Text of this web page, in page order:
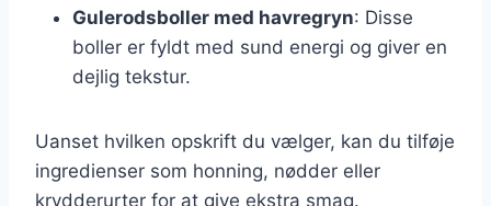
Gulerodsboller med havregryn: Disse
boller er fyldt med sund energi og giver en
dejlig tekstur.
Uanset hvilken opskrift du vælger, kan du tilføje
ingredienser som honning, nødder eller
krydderurter for at give ekstra smag.